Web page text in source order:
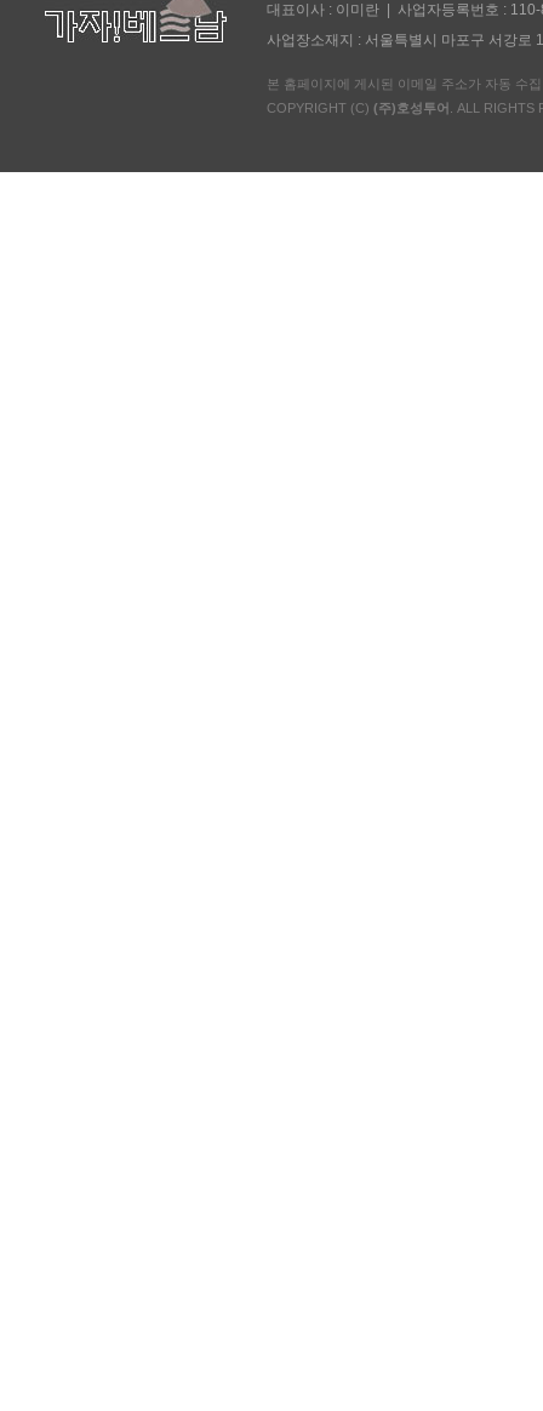
대표이사 : 이미란 | 사업자등록번호 :
사업장소재지 : 서울특별시 마포구 서강
본 홈페이지에 게시된 이메일 주소가 자동 수
COPYRIGHT (C) (주)호성투어 . ALL RIGHTS